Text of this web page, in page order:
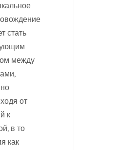
стать
между
от
к
в то
как